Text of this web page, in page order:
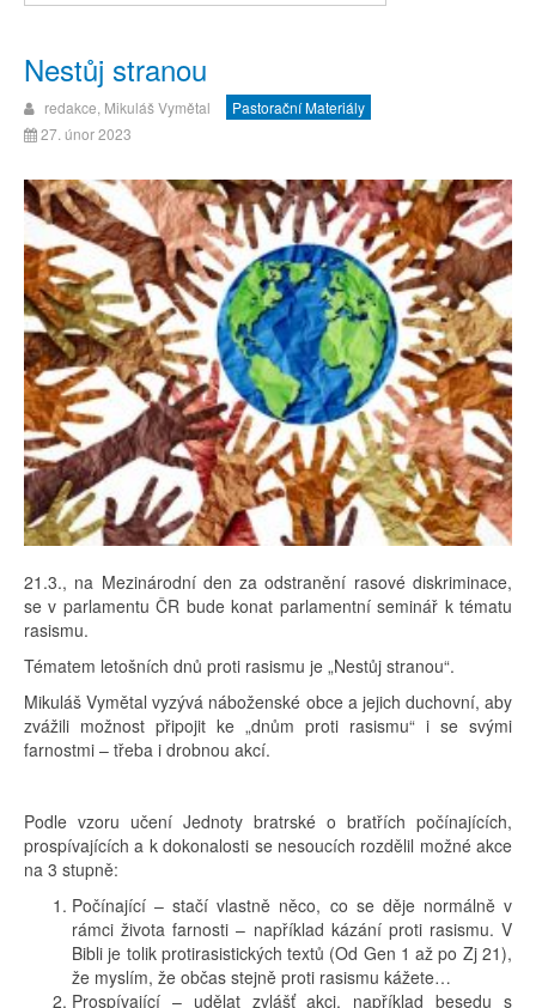
Nestůj stranou
redakce, Mikuláš Vymětal
Pastorační Materiály
27. únor 2023
21.3., na Mezinárodní den za odstranění rasové diskriminace,
se v parlamentu ČR bude konat parlamentní seminář k tématu
rasismu.
Tématem letošních dnů proti rasismu je „Nestůj stranou“.
Mikuláš Vymětal vyzývá náboženské obce a jejich duchovní, aby
zvážili možnost připojit ke „dnům proti rasismu“ i se svými
farnostmi – třeba i drobnou akcí.
Podle vzoru učení Jednoty bratrské o bratřích počínajících,
prospívajících a k dokonalosti se nesoucích rozdělil možné akce
na 3 stupně:
Počínající – stačí vlastně něco, co se děje normálně v
rámci života farnosti – například kázání proti rasismu. V
Bibli je tolik protirasistických textů (Od Gen 1 až po Zj 21),
že myslím, že občas stejně proti rasismu kážete…
Prospívající – udělat zvlášť akci, například besedu s